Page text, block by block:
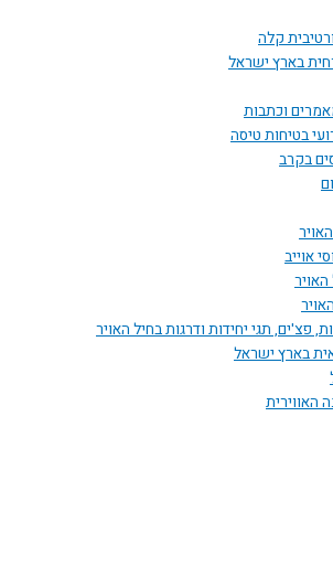
קלה
בארץ ישראל
וכתבות
בטיחות טיסה
בקרב
אוייב
האויר
פצ'ים, תגי יחידות ודרגות בחיל האויר
בארץ ישראל
האווירית